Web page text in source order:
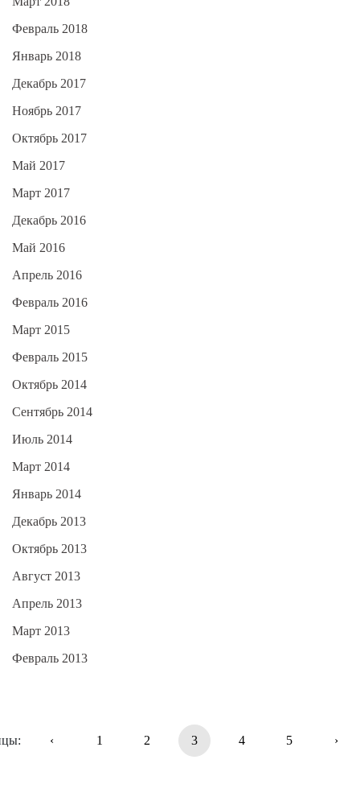
Февраль 2018
Январь 2018
Декабрь 2017
Ноябрь 2017
Октябрь 2017
Май 2017
Март 2017
Декабрь 2016
Май 2016
Апрель 2016
Февраль 2016
Март 2015
Февраль 2015
Октябрь 2014
Сентябрь 2014
Июль 2014
Март 2014
Январь 2014
Декабрь 2013
Октябрь 2013
Август 2013
Апрель 2013
Март 2013
Февраль 2013
‹ Page
1 Page
2 Current Page
3 Page
4 Page
5 ›